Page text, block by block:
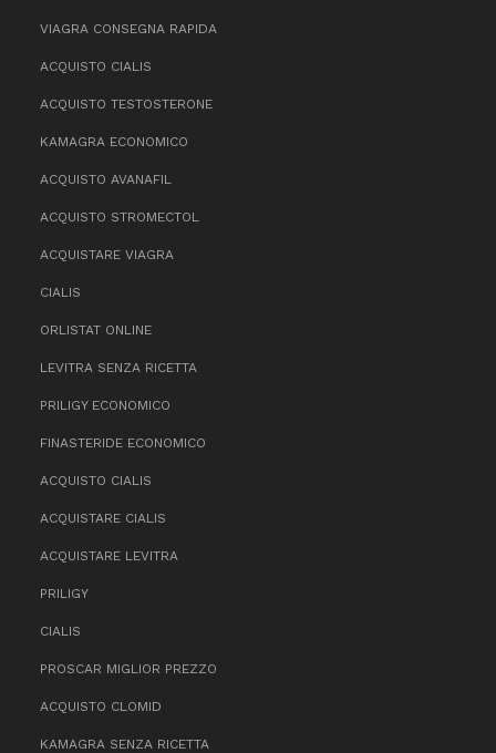
VIAGRA CONSEGNA RAPIDA
ACQUISTO CIALIS
ACQUISTO TESTOSTERONE
KAMAGRA ECONOMICO
ACQUISTO AVANAFIL
ACQUISTO STROMECTOL
ACQUISTARE VIAGRA
CIALIS
ORLISTAT ONLINE
LEVITRA SENZA RICETTA
PRILIGY ECONOMICO
FINASTERIDE ECONOMICO
ACQUISTO CIALIS
ACQUISTARE CIALIS
ACQUISTARE LEVITRA
PRILIGY
CIALIS
PROSCAR MIGLIOR PREZZO
ACQUISTO CLOMID
KAMAGRA SENZA RICETTA